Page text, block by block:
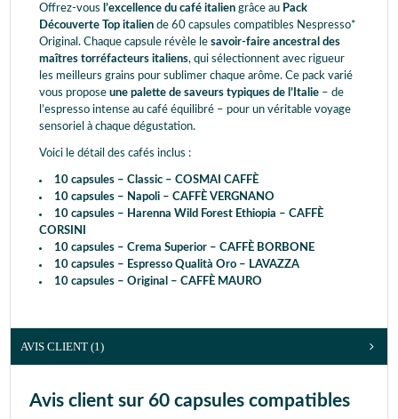
Offrez-vous l’excellence du café italien grâce au Pack
Découverte Top italien de 60 capsules compatibles Nespresso*
Original. Chaque capsule révèle le savoir-faire ancestral des
maîtres torréfacteurs italiens, qui sélectionnent avec rigueur
les meilleurs grains pour sublimer chaque arôme. Ce pack varié
vous propose une palette de saveurs typiques de l’Italie – de
l’espresso intense au café équilibré – pour un véritable voyage
sensoriel à chaque dégustation.
Voici le détail des cafés inclus :
10 capsules – Classic – COSMAI CAFFÈ
10 capsules – Napoli – CAFFÈ VERGNANO
10 capsules – Harenna Wild Forest Ethiopia – CAFFÈ
CORSINI
10 capsules – Crema Superior – CAFFÈ BORBONE
10 capsules – Espresso Qualità Oro – LAVAZZA
10 capsules – Original – CAFFÈ MAURO
AVIS CLIENT (1)
Avis client sur 60 capsules compatibles